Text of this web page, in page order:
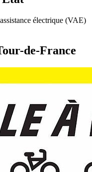
électrique (VAE)
de-France